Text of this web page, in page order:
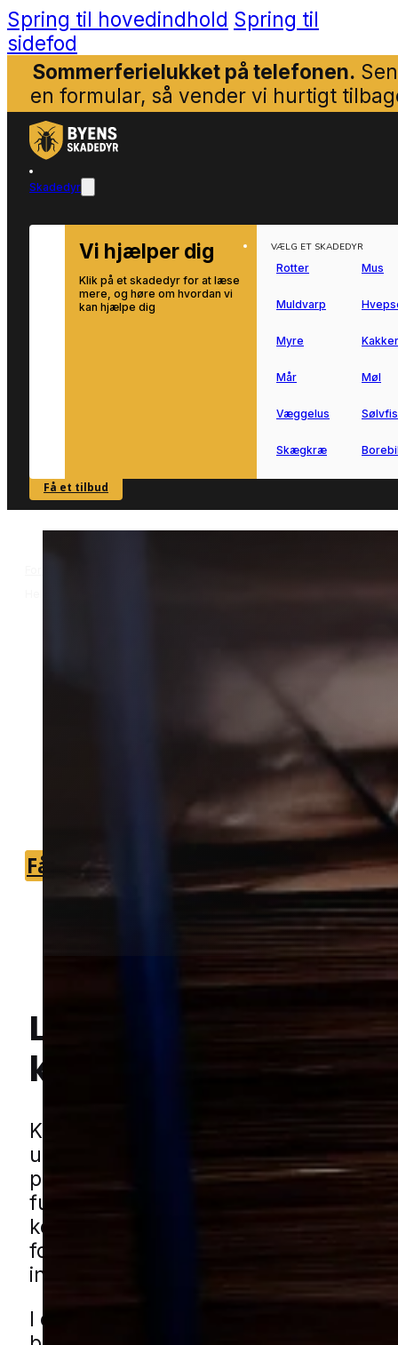
Spring til hovedindhold Spring til
sidefod
Sommerferielukket på telefonen.
en formular, så vender vi hurtigt
Skadedyr
Vi hjælper dig
Klik på et skadedyr for at læse
mere, og høre om hvordan vi
kan hjælpe dig
SE OVERSIGT
VÆLG ET SKADEDYR
Rotter Mus
Muldvarp
Myre
Mår Møl
Væggelus
Skægkræ
Få et tilbud
Kakkerlakbekæmpelse i Helsingør
kræver en løsning, der passer til både
Vi forbinder dig med lokale partnere,
som kan hjælpe hurtigt og grundigt.
Få et tilbud +45 51 90 85 46
Lokal bekæmpelse
kakkerlakker
i
Kakkerlakker er et skadedyr, som
udvikle sig fra et mindre fund til et
problem, hvis de får ro og adgang til
fugt og skjulesteder. De kan være
komme helt af med uden en grundig
fordi de ofte gemmer sig i sprækker,
inventar og i områder, man ikke ser til
I en by med både tæt bymidte, ældre